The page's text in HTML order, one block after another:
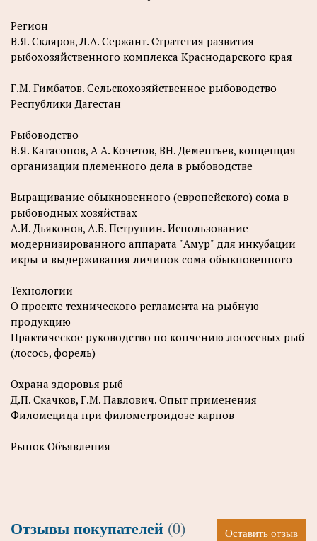
Регион
В.Я. Скляров, Л.А. Сержант. Стратегия развития
рыбохозяйственного комплекса Краснодарского края
Г.М. Гимбатов. Сельскохозяйственное рыбоводство
Республики Дагестан
Рыбоводство
В.Я. Катасонов, А А. Кочетов, ВН. Дементьев, концепция
организации племенного дела в рыбоводстве
Выращивание обыкновенного (европейского) сома в
рыбоводных хозяйствах
А.И. Дьяконов, А.Б. Петрушин. Использование
модернизированного аппарата "Амур" для инкубации
икры и выдерживания личинок сома обыкновенного
Технологии
О проекте технического регламента на рыбную
продукцию
Практическое руководство по копчению лососевых рыб
(лосось, форель)
Охрана здоровья рыб
Д.П. Скачков, Г.М. Павлович. Опыт применения
Филомецида при филометроидозе карпов
Рынок Объявления
Отзывы покупателей (0) Оставить отзыв